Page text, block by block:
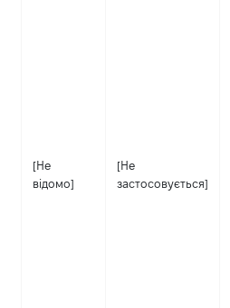
[Не
відомо]
[Не
застосовується]